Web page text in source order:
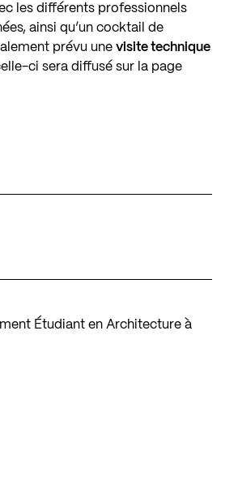
les différents professionnels
ainsi qu’un cocktail de
prévu unevisite technique
ci sera diffusé sur la page
Étudiant en Architecture à